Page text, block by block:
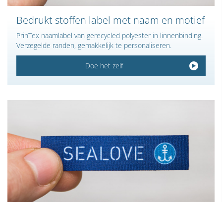
Bedrukt stoffen label met naam en motief
PrinTex naamlabel van gerecycled polyester in linnenbinding.
Verzegelde randen, gemakkelijk te personaliseren.
Doe het zelf